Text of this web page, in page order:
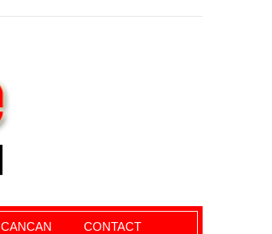
soc, cancan, stiri locale
CANCAN CONTACT